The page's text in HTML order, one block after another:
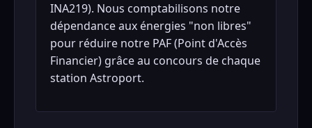
INA219). Nous comptabilisons notre
dépendance aux énergies "non libres"
pour réduire notre PAF (Point d'Accès
Financier) grâce au concours de chaque
station Astroport.